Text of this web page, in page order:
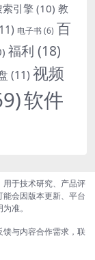
索引擎 (10) 教
电子书(6) 百
福利 (18)
(11) 视频
软件
于技术研究、产品评
会因版本更新、平台
准。
与内容合作需求，联